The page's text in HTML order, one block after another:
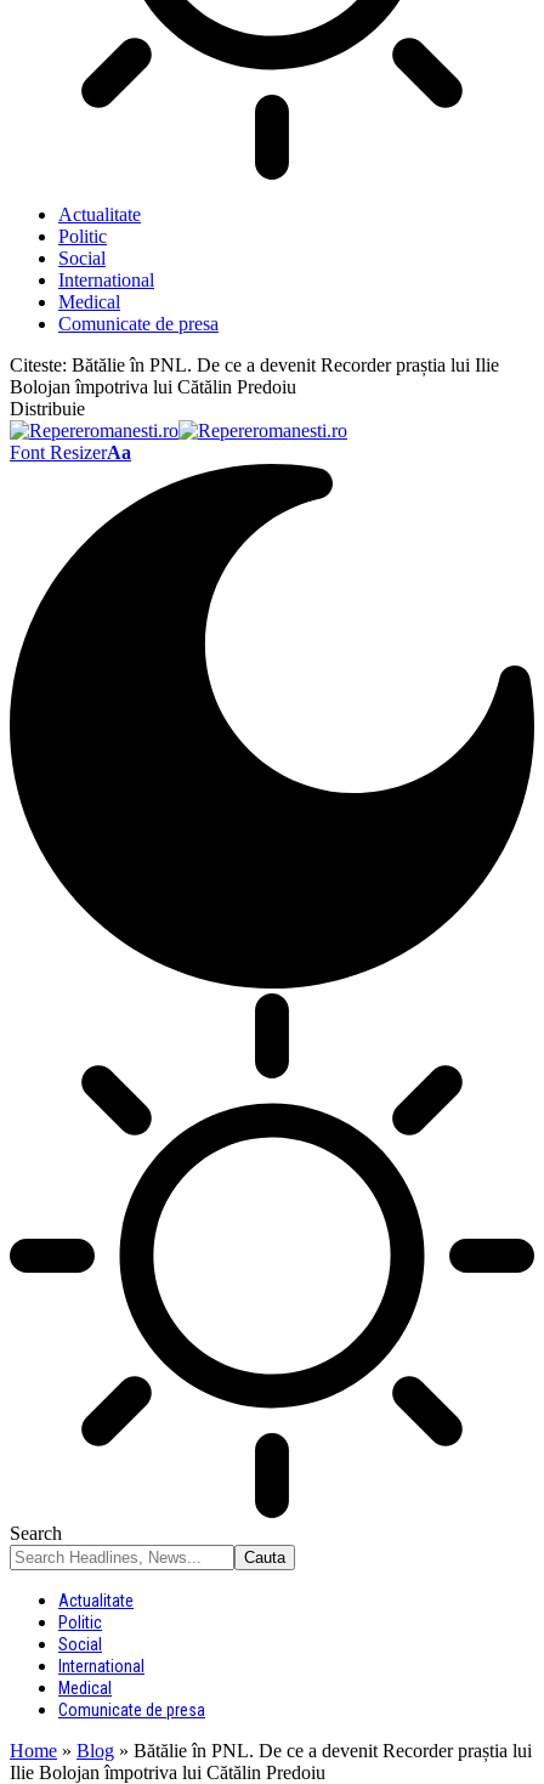
Actualitate
Politic
Social
International
Medical
Comunicate de presa
Citeste: Bătălie în PNL. De ce a devenit Recorder praștia lui Ilie
Bolojan împotriva lui Cătălin Predoiu
Distribuie
Font ResizerAa
Search
Actualitate
Politic
Social
International
Medical
Comunicate de presa
Home » Blog » Bătălie în PNL. De ce a devenit Recorder praștia lui
Ilie Bolojan împotriva lui Cătălin Predoiu